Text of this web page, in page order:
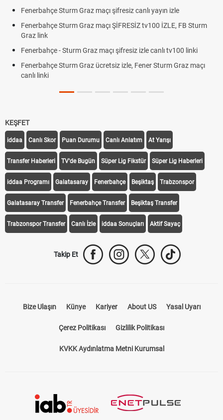
Fenerbahçe Sturm Graz maçı şifresiz canlı yayın izle
Fenerbahçe Sturm Graz maçı ŞİFRESİZ tv100 İZLE, FB Sturm
Graz link
Fenerbahçe - Sturm Graz maçı şifresiz izle canlı tv100 linki
Fenerbahçe Sturm Graz ücretsiz izle, Fener Sturm Graz maçı
canlı linki
KEŞFET
iddaa Canlı Skor Puan Durumu Canlı Anlatım At Yarışı
Transfer Haberleri TV'de Bugün Süper Lig Fikstür Süper Lig Haberleri
iddaa Programı Galatasaray Fenerbahçe Beşiktaş Trabzonspor
Galatasaray Transfer Fenerbahçe Transfer Beşiktaş Transfer
Canlı İzle iddaa Sonuçları Aktif Sayaç
Künye Kariyer About US
Çerez Politikası Gizlilik Politikası